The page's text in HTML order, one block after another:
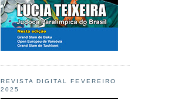
REVISTA DIGITAL FEVEREIRO
2025